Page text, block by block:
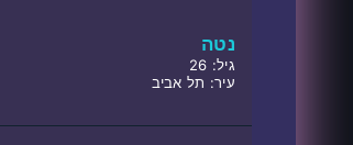
נטה
גיל: 26
עיר: תל אביב